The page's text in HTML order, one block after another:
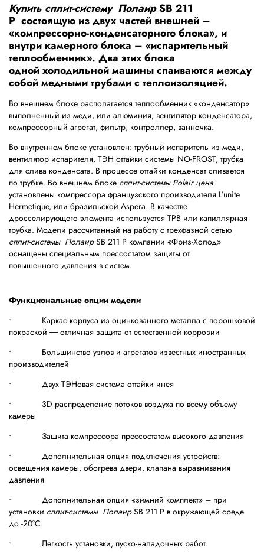
Купить сплит-систему ПолаирSB 211
P состоящую из двух частей внешней –
«компрессорно-конденсаторного блока», и
внутри камерного блока – «испарительный
теплообменник». Два этих блока
одной холодильной машины спаиваются между
собой медными трубами с теплоизоляцией.
Во внешнем блоке располагается теплообменник «конденсатор»
выполненный из меди, или алюминия, вентилятор конденсатора,
компрессорный агрегат, фильтр, контроллер, ванночка.
Во внутреннем блоке установлен: трубный испаритель из меди,
вентилятор испарителя, ТЭН оттайки системы NO-FROST, трубка
для слива конденсата. В процессе оттайки конденсат сливается
по трубке. Во внешнем блоке сплит-системы Polair цена
установлены компрессора французского производителя L’unite
Hermetique, или бразильской Aspera. В качестве
дросселирующего элемента используется ТРВ или капиллярная
трубка. Модели рассчитанный на работу с трехфазной сетью
сплит-системы ПолаирSB 211 P компании «Фриз-Холод»
оснащены специальным прессостатом защиты от
повышенного давления в систем.
Функциональные опции модели
• Каркас корпуса из оцинкованного металла с порошковой
покраской ― отличная защита от естественной коррозии
• Большинство узлов и агрегатов известных иностранных
производителей
• Двух ТЭНовая система оттайки инея
• 3D распределение потоков воздуха по всему объему
камеры
• Защита компрессора прессостатом высокого давления
• Дополнительная опция подключения устройств:
освещения камеры, обогрева двери, клапана выравнивания
давления
• Дополнительная опция «зимний комплект» – при
установки сплит-системы ПолаирSB 211 P в окружающей среде
до -20°С
• Легкость установки, пуско-наладочных работ.